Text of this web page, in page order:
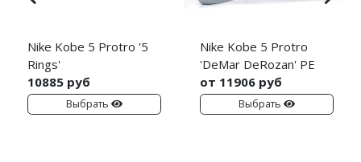
Nike Kobe 5 Protro '5
Rings'
10885 руб
Выбрать
Nike Kobe 5 Protro
'DeMar DeRozan' PE
от 11906 руб
Выбрать